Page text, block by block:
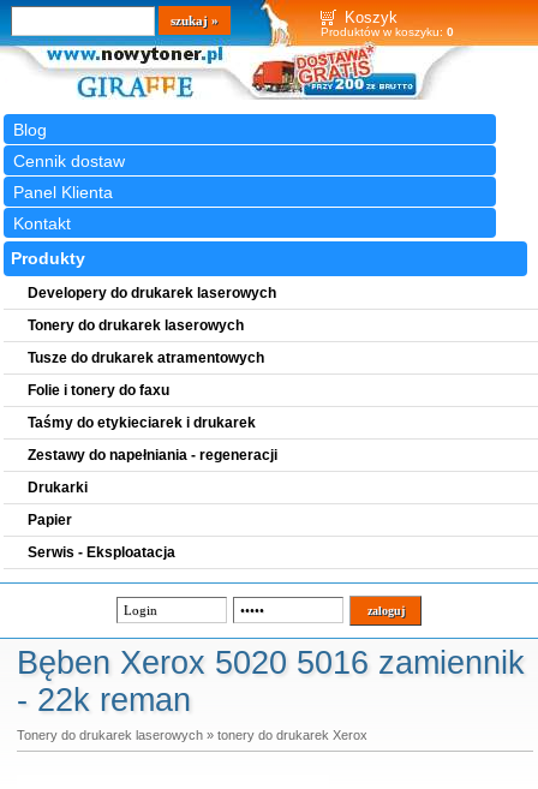
Koszyk
Produktów w koszyku: 0
Blog
Cennik dostaw
Panel Klienta
Kontakt
Wyszukiwarka
szukaj
Produkty
Developery do drukarek laserowych
Tonery do drukarek laserowych
Tusze do drukarek atramentowych
Folie i tonery do faxu
Taśmy do etykieciarek i drukarek
Zestawy do napełniania - regeneracji
Drukarki
Papier
Serwis - Eksploatacja
Bęben Xerox 5020 5016 zamiennik
- 22k reman
Tonery do drukarek laserowych» tonery do drukarek Xerox